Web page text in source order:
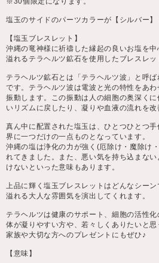
塩玉のサイドのパーツカラーが【シルバー】
【塩玉ブレスレット】
沖縄の竜神様に祈禱した縁起の良いお塩を
溢れるテラヘルツ鉱石を使用したブレスレ
テラヘルツ鉱石とは「テラヘルツ波」と呼
です。テラヘルツ波は電波と光の特性をあ
振動します。この振動は人の細胞の奥深く
いリズムに戻したり、凝りや血液の流れを改
真ん中に配置された塩玉は、ひとつひとつ
界に一つだけの一点ものとなっています。
沖縄の塩は浄化の力が強く(厄除け・魔除け
れてきました。また、悪い気を持ち込まな
けないといった意味もあります。
上品に輝く塩玉ブレスレットはどんなシー
溢れる大人な雰囲気を演出してくれます。
テラヘルツは健康のサポート、細胞の活性
体が凝りやすい方や、若々しくありたいと
家族や大切な方へのプレゼントにもぜひ♪
【意味】